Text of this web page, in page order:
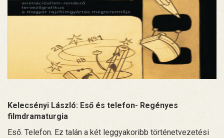
Kelecsényi László: Eső és telefon- Regényes
filmdramaturgia
Eső. Telefon. Ez talán a két leggyakoribb történetvezetési